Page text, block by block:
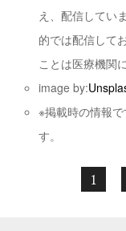
え、配信してい
的では配信して
ことは医療機関
image by:
※掲載時の情報
す。
1